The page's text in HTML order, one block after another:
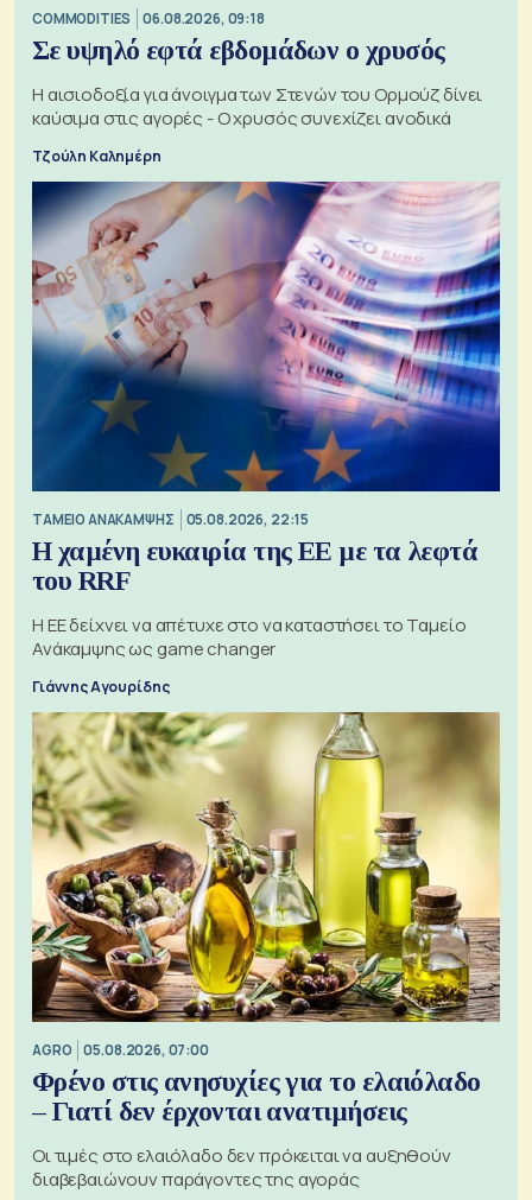
COMMODITIES 06.08.2026, 09:18
Σε υψηλό εφτά εβδομάδων ο χρυσός
Η αισιοδοξία για άνοιγμα των Στενών του Ορμούζ δίνει
καύσιμα στις αγορές - Ο χρυσός συνεχίζει ανοδικά
Τζούλη Καλημέρη
ΤΑΜΕΙΟ ΑΝΑΚΑΜΨΗΣ 05.08.2026, 22:15
Η χαμένη ευκαιρία της ΕΕ με τα λεφτά
του RRF
Η ΕΕ δείχνει να απέτυχε στο να καταστήσει το Ταμείο
Ανάκαμψης ως game changer
Γιάννης Αγουρίδης
AGRO 05.08.2026, 07:00
Φρένο στις ανησυχίες για το ελαιόλαδο
– Γιατί δεν έρχονται ανατιμήσεις
Οι τιμές στο ελαιόλαδο δεν πρόκειται να αυξηθούν
διαβεβαιώνουν παράγοντες της αγοράς